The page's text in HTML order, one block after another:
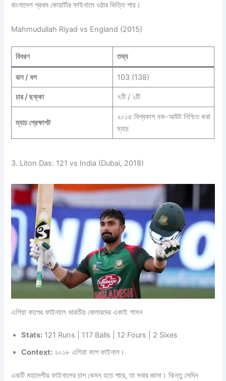
বাংলাদেশ প্রথম কোয়ার্টার ফাইনালে ওঠার ভিত্তি পায়।
Mahmudullah Riyad vs England (2015)
বিবরণ তথ্য
রান / বল 103 (138)
চার / ছক্কা ৭টি / ২টি
ম্যাচ প্রেক্ষাপট
২০১৫ বিশ্বকাপ নক-আউট নিশ্চিত করা
ম্যাচ
3. Liton Das: 121 vs India (Dubai, 2018)
এশিয়া কাপের ফাইনালে ভারতীয় বোলারদের একাই শাসন
Stats: 121 Runs | 117 Balls | 12 Fours | 2 Sixes
Context: ২০১৮ এশিয়া কাপ ফাইনাল।
একটি মহাদেশীয় ফাইনালের চাপ কেমন হতে পারে, তা সবার জানা। কিন্তু সেদিন